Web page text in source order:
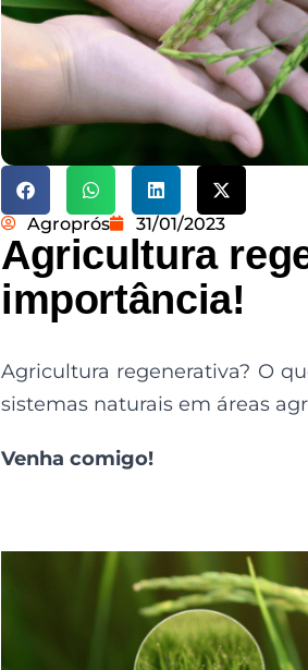
Agroprós 31/01/2023
Agricultura
importância!
Agricultura regenerativa? O
sistemas naturais em áreas
Venha comigo!